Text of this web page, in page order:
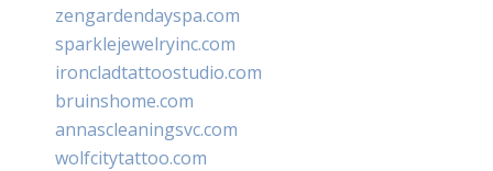
zengardendayspa.com
sparklejewelryinc.com
ironcladtattoostudio.com
bruinshome.com
annascleaningsvc.com
wolfcitytattoo.com